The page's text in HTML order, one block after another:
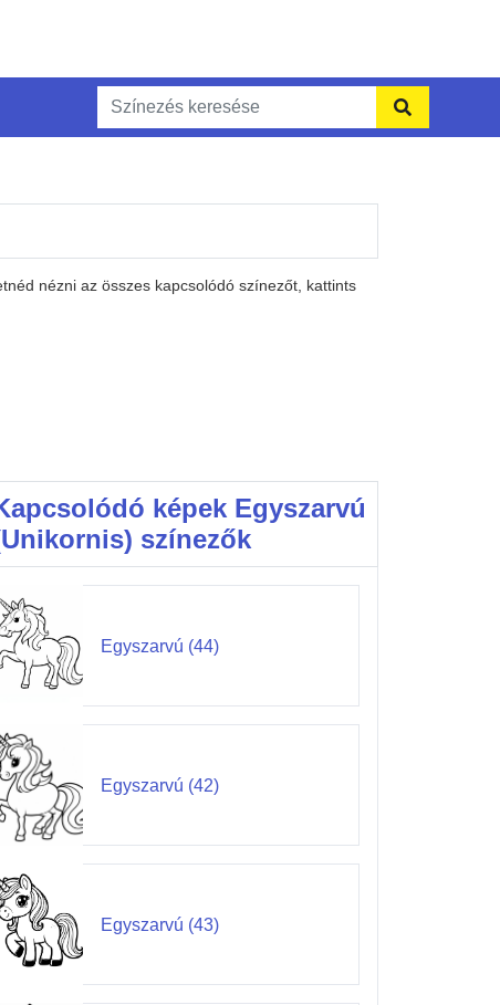
nézni az összes kapcsolódó színezőt, kattints
képek Egyszarvú
színezők
Egyszarvú (44)
Egyszarvú (42)
Egyszarvú (43)